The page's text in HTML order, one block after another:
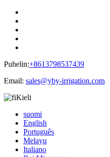
Puhelin:+8613798537439
Email: sales@yby-irrigation.com
Kieli
suomi
English
Português
Melayu
Italiano